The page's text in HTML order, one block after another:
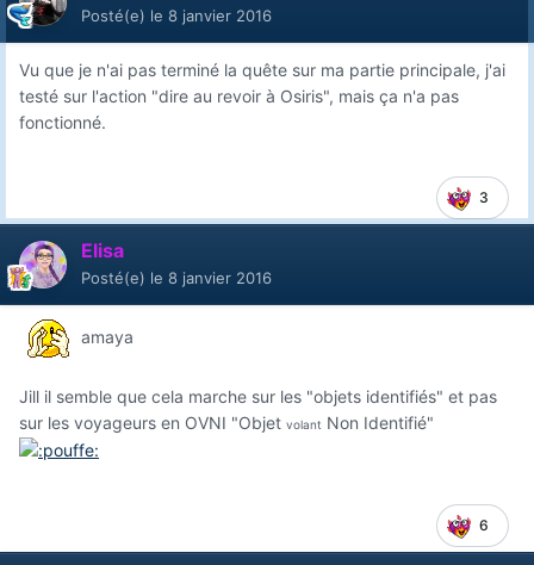
Posté(e) le 8 janvier 2016
Vu que je n'ai pas terminé la quête sur ma partie principale, j'ai
testé sur l'action "dire au revoir à Osiris", mais ça n'a pas
fonctionné.
3
Elisa
Posté(e) le 8 janvier 2016
amaya
Jill il semble que cela marche sur les "objets identifiés" et pas
sur les voyageurs en OVNI "Objet volant Non Identifié"
6